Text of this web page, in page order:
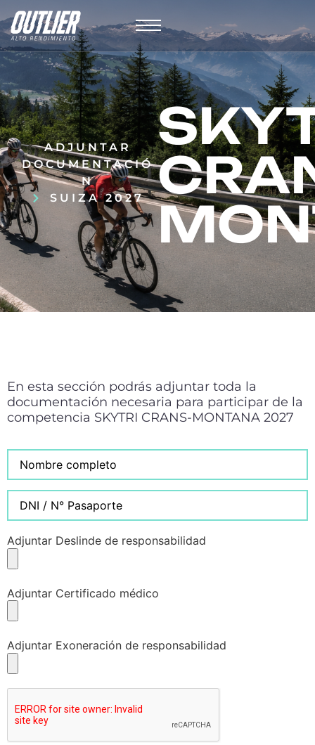
ADJUNTAR
DOCUMENTACIÓ
N
SUIZA 2027
En esta sección podrás adjuntar toda la
documentación necesaria para participar de la
competencia SKYTRI CRANS-MONTANA 2027
Adjuntar Deslinde de responsabilidad
Adjuntar Certificado médico
Adjuntar Exoneración de responsabilidad